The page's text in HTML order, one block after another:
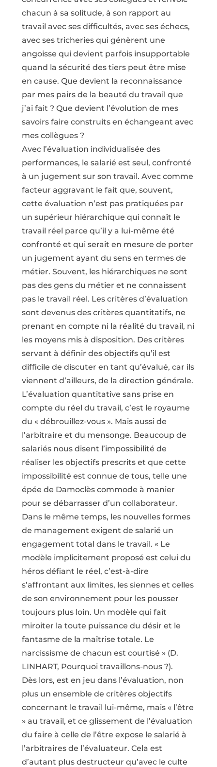
chacun à sa solitude, à son rapport au
travail avec ses difficultés, avec ses échecs,
avec ses tricheries qui génèrent une
angoisse qui devient parfois insupportable
quand la sécurité des tiers peut être mise
en cause. Que devient la reconnaissance
par mes pairs de la beauté du travail que
j’ai fait ? Que devient l’évolution de mes
savoirs faire construits en échangeant avec
mes collègues ?
Avec l’évaluation individualisée des
performances, le salarié est seul, confronté
à un jugement sur son travail. Avec comme
facteur aggravant le fait que, souvent,
cette évaluation n’est pas pratiquées par
un supérieur hiérarchique qui connaît le
travail réel parce qu’il y a lui-même été
confronté et qui serait en mesure de porter
un jugement ayant du sens en termes de
métier. Souvent, les hiérarchiques ne sont
pas des gens du métier et ne connaissent
pas le travail réel. Les critères d’évaluation
sont devenus des critères quantitatifs, ne
prenant en compte ni la réalité du travail, ni
les moyens mis à disposition. Des critères
servant à définir des objectifs qu’il est
difficile de discuter en tant qu’évalué, car ils
viennent d’ailleurs, de la direction générale.
L’évaluation quantitative sans prise en
compte du réel du travail, c’est le royaume
du « débrouillez-vous ». Mais aussi de
l’arbitraire et du mensonge. Beaucoup de
salariés nous disent l’impossibilité de
réaliser les objectifs prescrits et que cette
impossibilité est connue de tous, telle une
épée de Damoclès commode à manier
pour se débarrasser d’un collaborateur.
Dans le même temps, les nouvelles formes
de management exigent de salarié un
engagement total dans le travail. « Le
modèle implicitement proposé est celui du
héros défiant le réel, c’est-à-dire
s’affrontant aux limites, les siennes et celles
de son environnement pour les pousser
toujours plus loin. Un modèle qui fait
miroiter la toute puissance du désir et le
fantasme de la maîtrise totale. Le
narcissisme de chacun est courtisé » (D.
LINHART, Pourquoi travaillons-nous ?).
Dès lors, est en jeu dans l’évaluation, non
plus un ensemble de critères objectifs
concernant le travail lui-même, mais « l’être
» au travail, et ce glissement de l’évaluation
du faire à celle de l’être expose le salarié à
l’arbitraires de l’évaluateur. Cela est
d’autant plus destructeur qu’avec le culte